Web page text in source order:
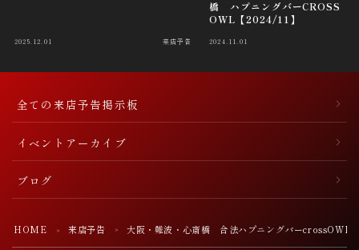
2025.12.01 来店予告
橋 ハプニングバーCROSS
OWL【2024/11】
2024.11.01
全ての来店予告掲示板
イベントアーカイブ
ブログ
HOME ＞ 来店予告 ＞ 大阪・難波・心斎橋 合法ハプニングバーcrossOWL